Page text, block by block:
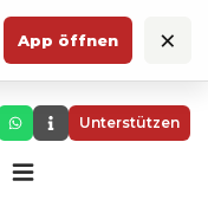
App öffnen ×
Unterstützen